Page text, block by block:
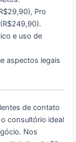
Pro
e uso de
aspectos legais
de contato
consultório ideal
Nos